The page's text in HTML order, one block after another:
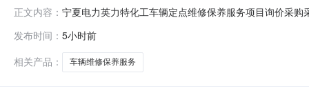
正文内容： 宁夏电力英力特化工车辆定点维修保养服务项目询价采
理部门负责受理采购投诉。异议接收单位：国家能源集
发布时间： 5小时前
相关产品：
车辆维修保养服务